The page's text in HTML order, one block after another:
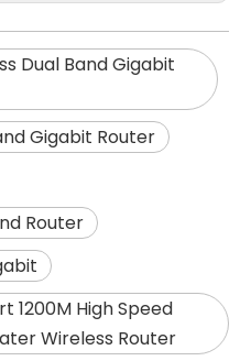
Dual Band Gigabit
Gigabit Router
Router
1200M High Speed
Wireless Router